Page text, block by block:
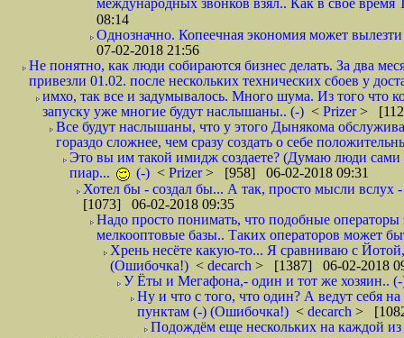
международных звонков взял.. Как в своё
08:14
Однозначно. Копеечная экономия может
07-02-2018 21:56
Не понятно, как люди собираются бизнес делать. За два
привезли 01.02. после нескольких технических сбоев у
имхо, так все и задумывалось. Много шума. Из того что
запуску уже многие будут наслышаны.. (-) < Prizer>
Все будут наслышаны, что у этого Дынякома
гораздо сложнее, чем сразу создать о себе
Это вы им такой имидж создаете? (Думаю люди сами
пиар...
(-) < Prizer> [958] 06-02-2018 09:31
Хотел бы - создал бы... А так, просто мысли вслух
[1073] 06-02-2018 09:35
Надо просто понимать, что подобные
мелкооптовые базы.. Таких операторов может
Хрень несёте какую-то... Я сравниваю с
(Ошибочка!) < decarch > [1387] 06-02-2018
У Ёты и Мегафона,- один и тот же хозяин..
Ну и что с того, что один? А ведут себя
пунктам (-) (Ошибочка!) < decarch >
Подождём еще нескольких на каждой из